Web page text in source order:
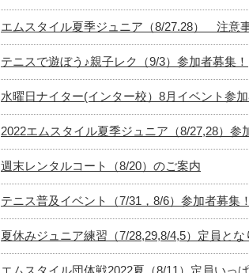
エムスタイル夏季ジュニア（8/27.28） 注意
テニスで遊ぼう♪親子レク（9/3）参加者募集！
水曜日ナイター(インター校）8月イベント参加
2022エムスタイル夏季ジュニア（8/27,28）参
週末レンタルコート（8/20）のご案内
テニス普及イベント（7/31，8/6）参加者募集
夏休みジュニア練習（7/28,29,8/4,5）定員と
エムスタイル団体戦2022夏（8/11）定員いっ